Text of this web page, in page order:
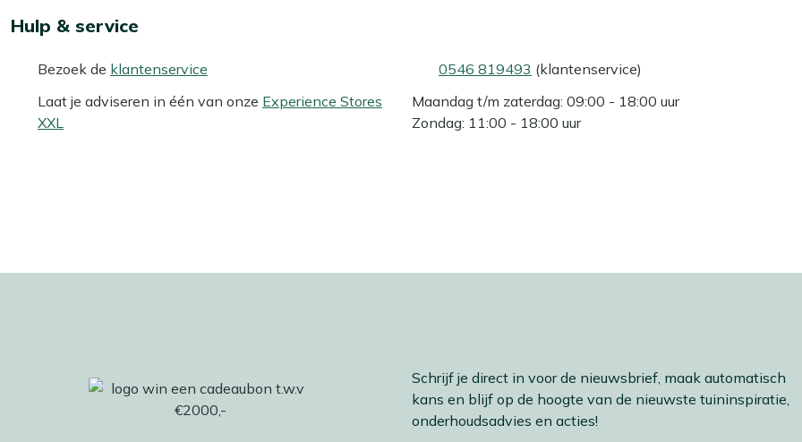
Hulp & service
Bezoek de klantenservice
Laat je adviseren in één van onze Experience Stores
XXL
0546 819493 (klantenservice)
Maandag t/m zaterdag: 09:00 - 18:00 uur
Zondag: 11:00 - 18:00 uur
Schrijf je direct in voor de nieuwsbrief, maak automatisch
kans en blijf op de hoogte van de nieuwste tuininspiratie,
onderhoudsadvies en acties!